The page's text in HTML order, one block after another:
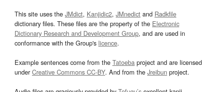
This site uses the JMdict, Kanjidic2, JMnedict and Radkfile
dictionary files. These files are the property of the Electronic
Dictionary Research and Development Group, and are used in
conformance with the Group's licence.
Example sentences come from the Tatoeba project and are licensed
underCreative Commons CC-BY. And from the Jreibun project.